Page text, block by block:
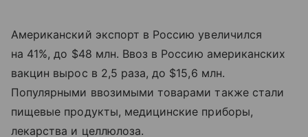
Американский экспорт в Россию увеличился
на 41%, до $48 млн. Ввоз в Россию американских
вакцин вырос в 2,5 раза, до $15,6 млн.
Популярными ввозимыми товарами также стали
пищевые продукты, медицинские приборы,
лекарства и целлюлоза.